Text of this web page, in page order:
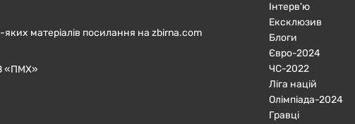
матеріалів посилання на zbirna.com
«ПМХ»
Інтерв'ю
Ексклюзив
Блоги
Євро-2024
ЧC-2022
Ліга націй
Олімпіада-2024
Гравці